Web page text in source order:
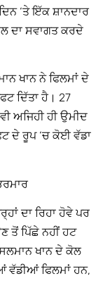
‘ਤੇ ਇੱਕ ਸ਼ਾਨਦਾਰ
ਦਾ ਸਵਾਗਤ ਕਰਦੇ
ਖਾਨ ਨੇ ਫਿਲਮਾਂ ਦੇ
ਦਿੱਤਾ ਹੈ। 27
ਅਜਿਹੀ ਹੀ ਉਮੀਦ
ਦੇ ਰੂਪ ‘ਚ ਕੋਈ ਵੱਡਾ
ਦਾ ਰਿਹਾ ਹੋਵੇ ਪਰ
ਤੋਂ ਪਿੱਛੇ ਨਹੀਂ ਹਟ
ਖਾਨ ਦੇ ਕੋਲ
ਵੱਡੀਆਂ ਫਿਲਮਾਂ ਹਨ,